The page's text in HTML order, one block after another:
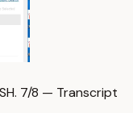
7/8 — Transcript